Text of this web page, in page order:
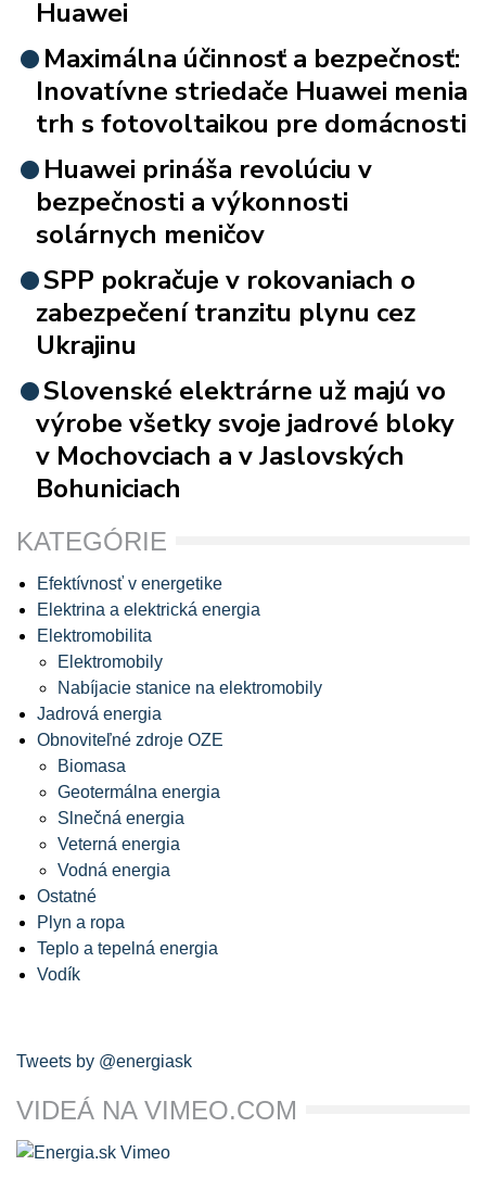
Huawei
Maximálna účinnosť a bezpečnosť:
Inovatívne striedače Huawei menia
trh s fotovoltaikou pre domácnosti
Huawei prináša revolúciu v
bezpečnosti a výkonnosti
solárnych meničov
SPP pokračuje v rokovaniach o
zabezpečení tranzitu plynu cez
Ukrajinu
Slovenské elektrárne už majú vo
výrobe všetky svoje jadrové bloky
v Mochovciach a v Jaslovských
Bohuniciach
KATEGÓRIE
Efektívnosť v energetike
Elektrina a elektrická energia
Elektromobilita
Elektromobily
Nabíjacie stanice na elektromobily
Jadrová energia
Obnoviteľné zdroje OZE
Biomasa
Geotermálna energia
Slnečná energia
Veterná energia
Vodná energia
Ostatné
Plyn a ropa
Teplo a tepelná energia
Vodík
Tweets by @energiask
VIDEÁ NA VIMEO.COM